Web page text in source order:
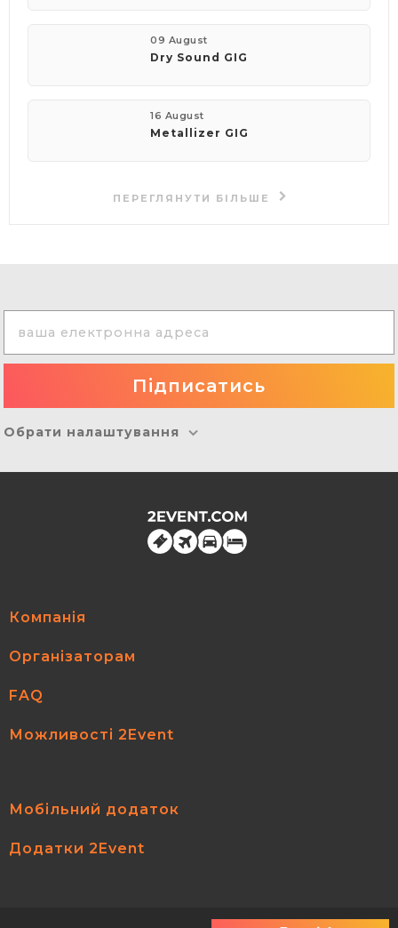
09 August
Dry Sound GIG
16 August
Metallizer GIG
ПЕРЕГЛЯНУТИ БІЛЬШЕ
Обрати налаштування
Компанія
Організаторам
FAQ
Можливості 2Event
Мобільний додаток
Додатки 2Event